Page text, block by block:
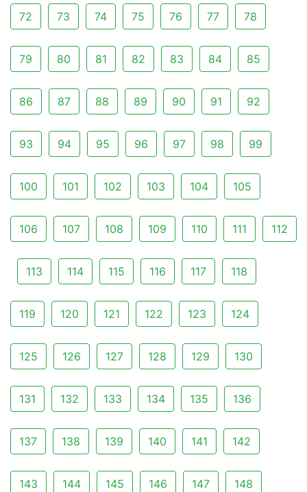
72 73 74 75 76 77 78
79 80 81 82 83 84 85
86 87 88 89 90 91 92
93 94 95 96 97 98 99
100 101 102 103 104 105
106 107 108 109 110 111 112
113 114 115 116 117 118
119 120 121 122 123 124
125 126 127 128 129 130
131 132 133 134 135 136
137 138 139 140 141 142
143 144 145 146 147 148